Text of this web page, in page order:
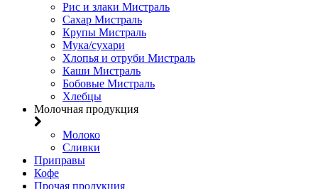
Рис и злаки Мистраль
Сахар Мистраль
Крупы Мистраль
Мука/сухари
Хлопья и отруби Мистраль
Каши Мистраль
Бобовые Мистраль
Хлебцы
Молочная продукция
Молоко
Сливки
Приправы
Кофе
Прочая продукция